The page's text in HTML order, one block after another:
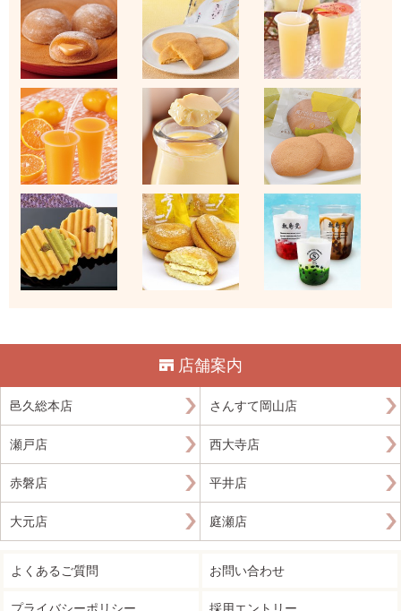
店舗案内
邑久総本店 さんすて岡山店
瀬戸店 西大寺店
赤磐店 平井店
大元店 庭瀬店
よくあるご質問 お問い合わせ
プライバシーポリシー 採用エントリー